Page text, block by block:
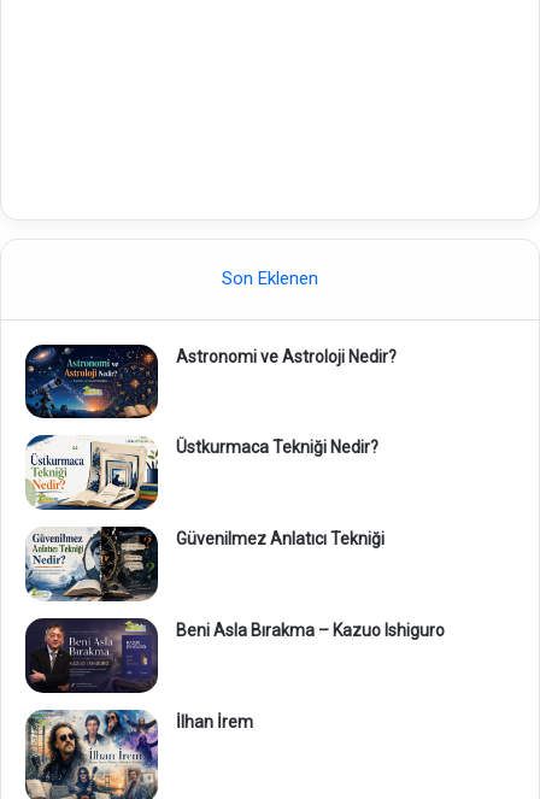
Son Eklenen
Astronomi ve Astroloji Nedir?
Üstkurmaca Tekniği Nedir?
Güvenilmez Anlatıcı Tekniği
Beni Asla Bırakma – Kazuo Ishiguro
İlhan İrem